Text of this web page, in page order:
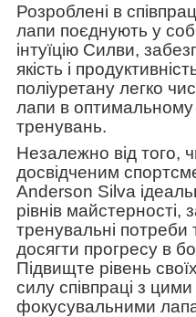
Розроблені в
лапи поєднують у
інтуїцію Силви,
якість і
поліуретану легко
лапи в оптимальному
тренувань.
Незалежно від того,
досвідченим
Anderson Silva
рівнів
тренувальні
досягти прогресу в
Підвищте рівень
силу співпраці з
фокусувальними